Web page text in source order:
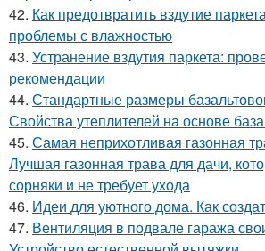
42. Как предотвратить вздутие
проблемы с влажностью
43. Устранение вздутия паркета:
рекомендации
44. Стандартные размеры
Свойства утеплителей на основе
45. Самая неприхотливая газонная
Лучшая газонная трава для дачи,
сорняки и не требует ухода
46. Идеи для уютного дома. Как
47. Вентиляция в подвале гаража